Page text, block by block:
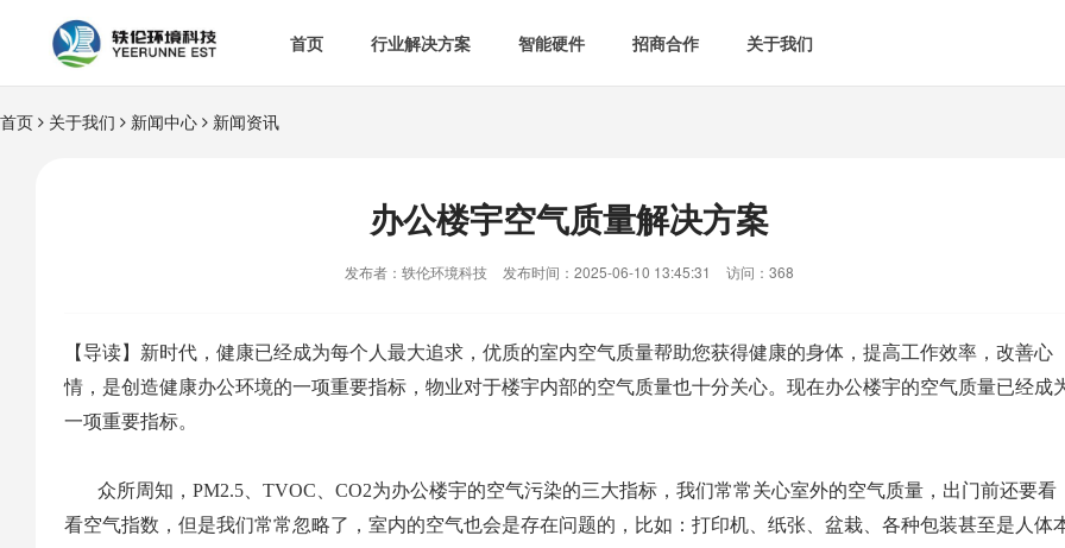
首页 行业解决方案
智慧食安  空气监测方案  智慧用电方案
热门解决方案  智慧场景建设
智能硬件
 消防安防
[list:subtitle]
招商合作 关于我们
首页 关于我们 新闻中心 新闻资讯
办公楼宇空气质量解决方案
发布者：轶伦环境科技 发布时间：2025-06-10 13:45:31 访问：368
【导读】新时代，健康已经成为每个人最大追求，优质的室内空气质量帮助您获得健康的身体，提高工作效率，改善心
情，是创造健康办公环境的一项重要指标，物业对于楼宇内部的空气质量也十分关心。现在办公楼宇的空气质量已经成
一项重要指标。
众所周知，PM2.5、TVOC、CO2为办公楼宇的空气污染的三大指标，我们常常关心室外的空气质量，出门前还要看
看空气指数，但是我们常常忽略了，室内的空气也会是存在问题的，比如：打印机、纸张、盆栽、各种包装甚至是人体